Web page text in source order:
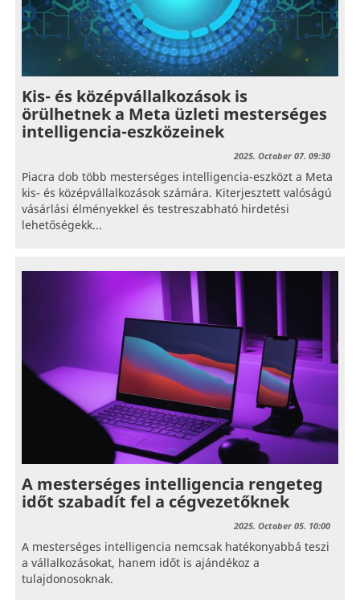
Kis- és középvállalkozások is
örülhetnek a Meta üzleti mesterséges
intelligencia-eszközeinek
2025. October 07. 09:30
Piacra dob ​​több mesterséges intelligencia-eszközt a Meta
kis- és középvállalkozások számára. Kiterjesztett valóságú
vásárlási élményekkel és testreszabható hirdetési
lehetőségekk...
A mesterséges intelligencia rengeteg
időt szabadít fel a cégvezetőknek
2025. October 05. 10:00
A mesterséges intelligencia nemcsak hatékonyabbá teszi
a vállalkozásokat, hanem időt is ajándékoz a
tulajdonosoknak.